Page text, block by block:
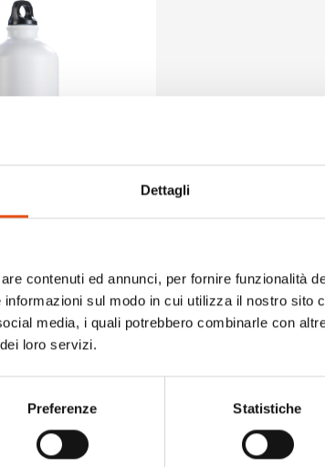
Dettagli
contenuti ed annunci, per fornire funzionalità
sul modo in cui utilizza il nostro sito
media, i quali potrebbero combinarle con
loro servizi.
Preferenze Statistiche
LT. 0,5
€11,00